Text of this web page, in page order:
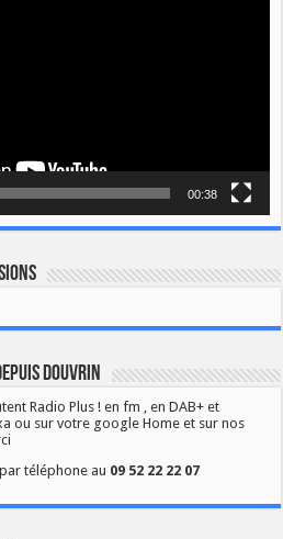
00:38
Douvrin
Radio Plus ! en fm , en DAB+ et
ou sur votre google Home et sur nos
téléphone au 09 52 22 22 07